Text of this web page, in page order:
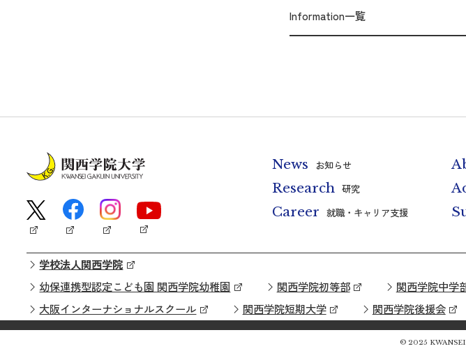
Information一覧
News お知らせ
Research 研究
Career 就職・キャリア支援
学校法人関西学院
幼保連携型認定こども園 関西学院幼稚園
関西学院初等部 関西学院中学
大阪インターナショナルスクール
関西学院短期大学 関西学院後援会
© 2025